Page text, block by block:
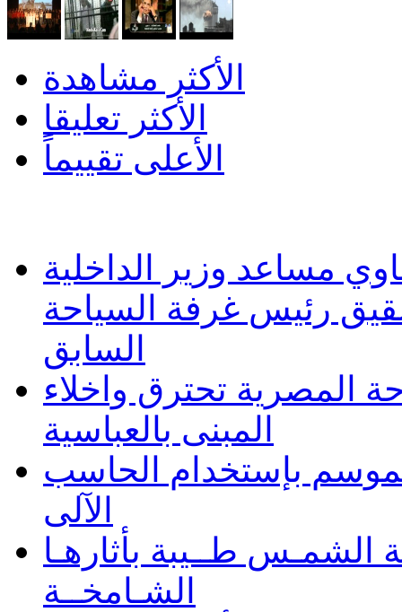
الأكثر مشاهدة
الأكثر تعليقا
الأعلى تقييماً
مساعد وزير الداخلية
رئيس غرفة السياحة
السابق
المصرية تحترق واخلاء
المبنى بالعباسية
بإستخدام الحاسب
الآلى
طــيبة بأثارهـا
الشـامخــة